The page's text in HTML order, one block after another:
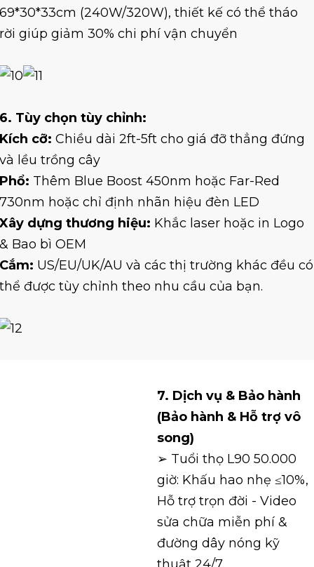
(240W/320W), thiết kế có thể tháo
giúp giảm 30% chi phí vận chuyển
Tùy chọn tùy chỉnh:
cỡ: Chiều dài 2ft-5ft cho giá đỡ thẳng đứng
lều trồng cây
Thêm Blue Boost 450nm hoặc Far-Red
hoặc chỉ định nhãn hiệu đèn LED
dựng thương hiệu: Khắc laser hoặc in Logo
Bao bì OEM
US/EU/UK/AU và các thị trường khác đều có
được tùy chỉnh theo nhu cầu của bạn.
7. Dịch vụ & Bảo hành
(Bảo hành & Hỗ trợ vô
song)
➢ Tuổi thọ L90 50.000
giờ: Khấu hao nhẹ ≤10%,
Hỗ trợ trọn đời - Video
sửa chữa miễn phí &
đường dây nóng kỹ